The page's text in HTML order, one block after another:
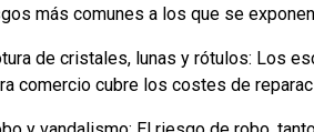
más comunes a los que se
de cristales, lunas y rótulos: Los
comercio cubre los costes de